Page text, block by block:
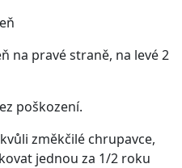
na pravé straně, na levé 2
poškození.
změkčilé chrupavce,
jednou za 1/2 roku